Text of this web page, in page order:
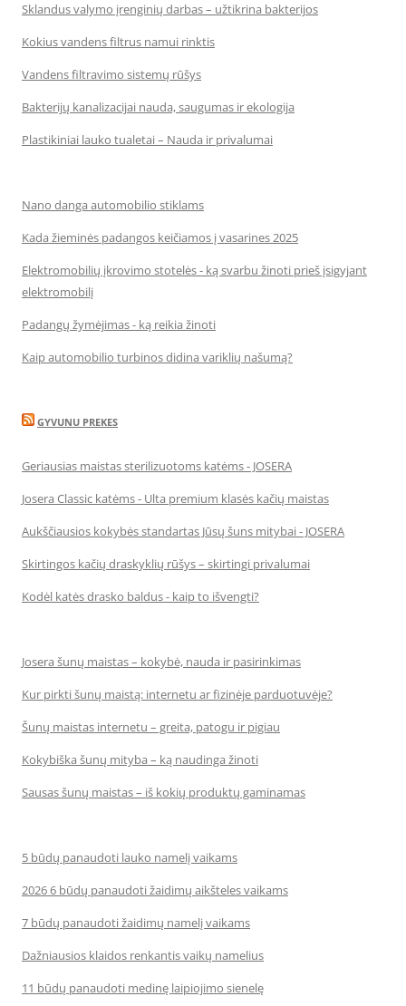
Sklandus valymo įrenginių darbas – užtikrina bakterijos
Kokius vandens filtrus namui rinktis
Vandens filtravimo sistemų rūšys
Bakterijų kanalizacijai nauda, saugumas ir ekologija
Plastikiniai lauko tualetai – Nauda ir privalumai
Nano danga automobilio stiklams
Kada žieminės padangos keičiamos į vasarines 2025
Elektromobilių įkrovimo stotelės - ką svarbu žinoti prieš įsigyjant
elektromobilį
Padangų žymėjimas - ką reikia žinoti
Kaip automobilio turbinos didina variklių našumą?
GYVUNU PREKES
Geriausias maistas sterilizuotoms katėms - JOSERA
Josera Classic katėms - Ulta premium klasės kačių maistas
Aukščiausios kokybės standartas Jūsų šuns mitybai - JOSERA
Skirtingos kačių draskyklių rūšys – skirtingi privalumai
Kodėl katės drasko baldus - kaip to išvengti?
Josera šunų maistas – kokybė, nauda ir pasirinkimas
Kur pirkti šunų maistą: internetu ar fizinėje parduotuvėje?
Šunų maistas internetu – greita, patogu ir pigiau
Kokybiška šunų mityba – ką naudinga žinoti
Sausas šunų maistas – iš kokių produktų gaminamas
5 būdų panaudoti lauko namelį vaikams
2026 6 būdų panaudoti žaidimų aikšteles vaikams
7 būdų panaudoti žaidimų namelį vaikams
Dažniausios klaidos renkantis vaikų namelius
11 būdų panaudoti medinę laipiojimo sienelę